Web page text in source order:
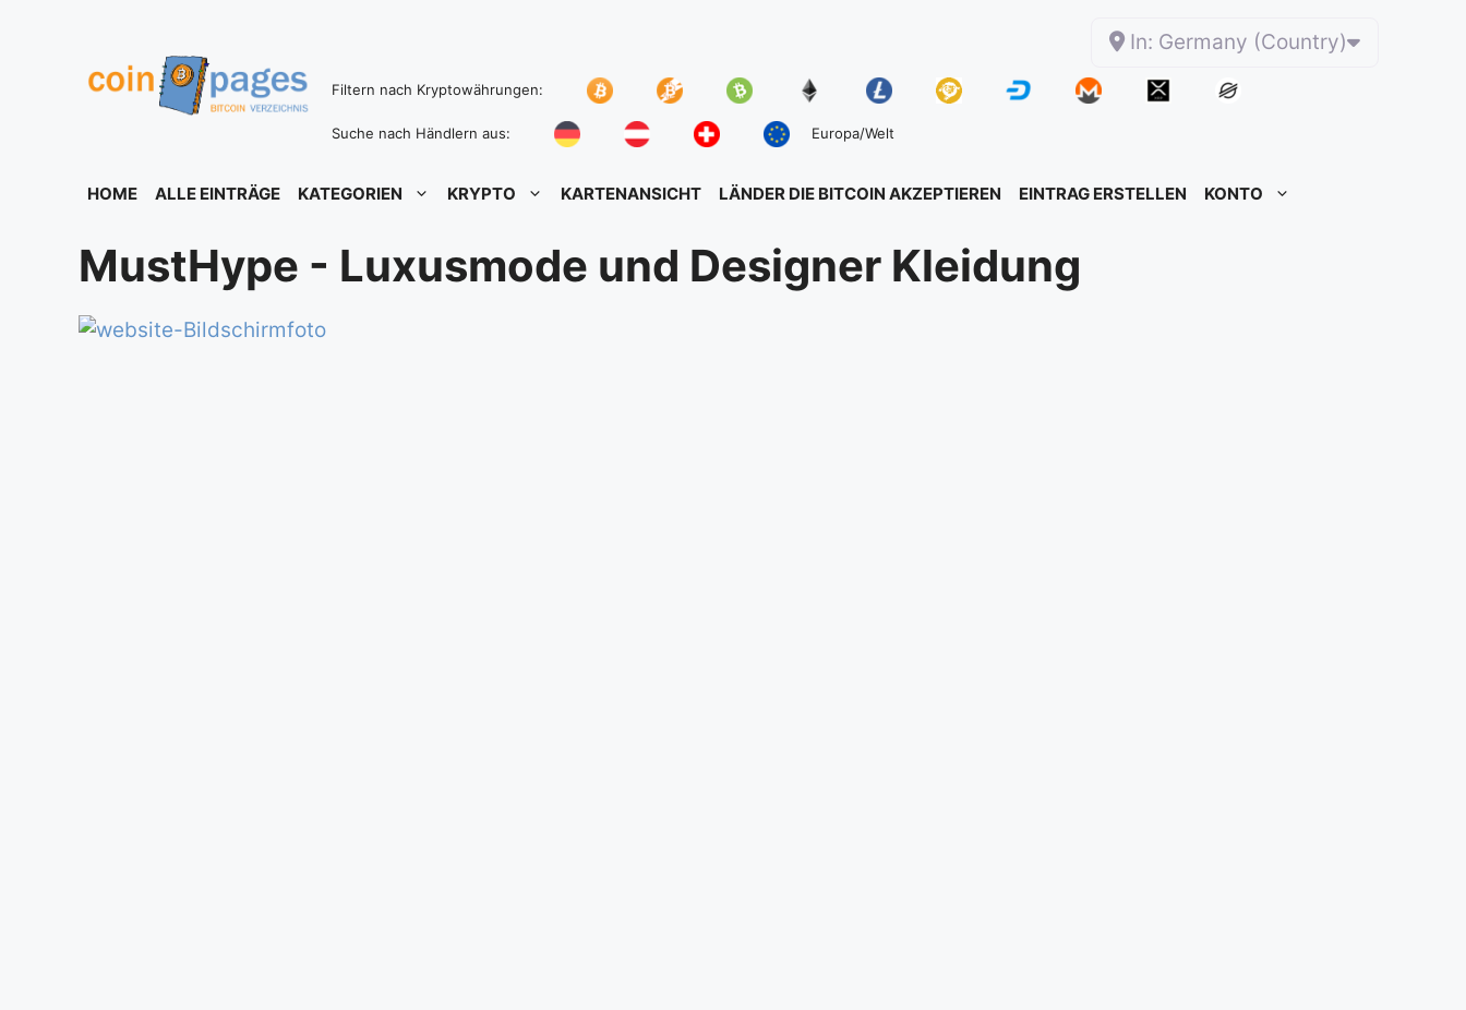
In: Germany (Country)
Filtern nach Kryptowährungen:
Suche nach Händlern aus: Europa/Welt
HOME ALLE EINTRÄGE KATEGORIEN KRYPTO KARTENANSICHT LÄNDER DIE BITCOIN AKZEPTIEREN EINTRAG ERSTELLEN KONTO
MustHype - Luxusmode und Designer Kleidung